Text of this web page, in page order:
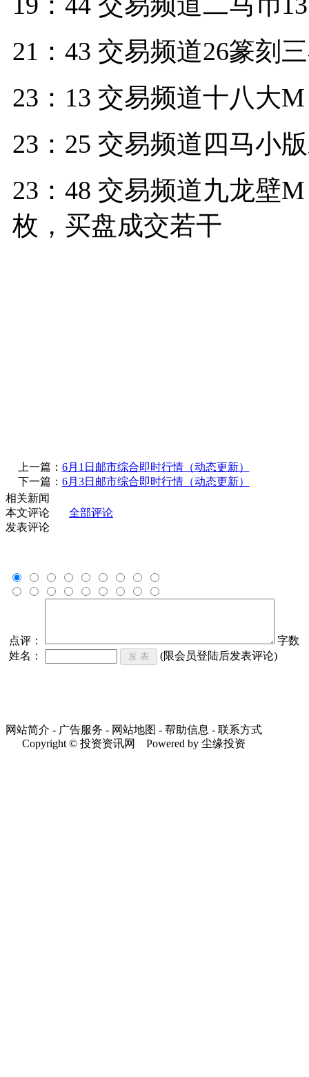
21：43 交易频道26篆刻
23：13 交易频道十八大
23：25 交易频道四马小
23：48 交易频道九龙壁
枚，买盘成交若干
上一篇： 6月1日邮市综合即时行情（动态更新）
下一篇： 6月3日邮市综合即时行情（动态更新）
相关新闻
本文评论
全部评论
发表评论
点评：
字数
姓名：
(限会员登陆后发表评论)
网站简介 - 广告服务 - 网站地图 - 帮助信息 - 联系方式
Copyright © 投资资讯网 Powered by 尘缘投资